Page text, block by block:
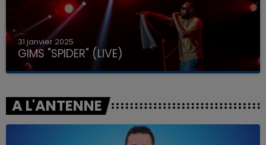
31 janvier 2025
GIMS "SPIDER" (LIVE)
A L'ANTENNE